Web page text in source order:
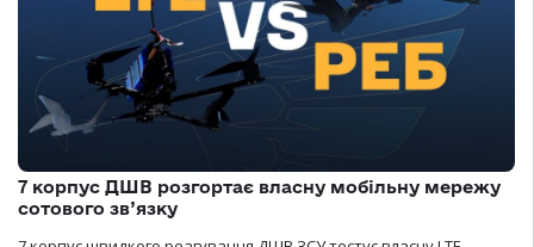
7 корпус ДШВ розгортає власну мобільну мережу
сотового зв’язку